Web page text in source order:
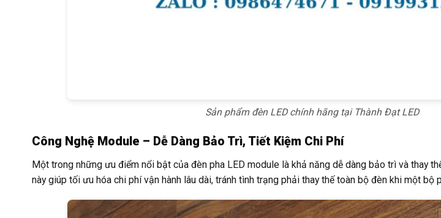
Sản phẩm đèn LED chính hãng tại Thành Đạt LED
Công Nghệ Module – Dễ Dàng Bảo Trì, Tiết Kiệm Chi Phí
Một trong những ưu điểm nổi bật của đèn pha LED module là khả năng dễ dàng bảo trì và thay
này giúp tối ưu hóa chi phí vận hành lâu dài, tránh tình trạng phải thay thế toàn bộ đèn khi một bộ